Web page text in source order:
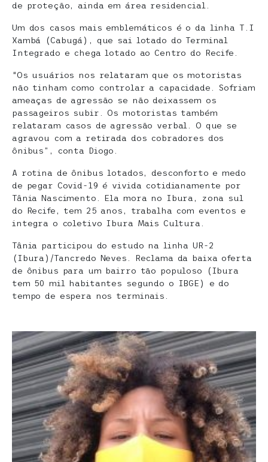
de proteção, ainda em área residencial.
Um dos casos mais emblemáticos é o da linha T.I
Xambá (Cabugá), que sai lotado do Terminal
Integrado e chega lotado ao Centro do Recife.
“Os usuários nos relataram que os motoristas
não tinham como controlar a capacidade. Sofriam
ameaças de agressão se não deixassem os
passageiros subir. Os motoristas também
relataram casos de agressão verbal. O que se
agravou com a retirada dos cobradores dos
ônibus”, conta Diogo.
A rotina de ônibus lotados, desconforto e medo
de pegar Covid-19 é vivida cotidianamente por
Tânia Nascimento. Ela mora no Ibura, zona sul
do Recife, tem 25 anos, trabalha com eventos e
integra o coletivo Ibura Mais Cultura.
Tânia participou do estudo na linha UR-2
(Ibura)/Tancredo Neves. Reclama da baixa oferta
de ônibus para um bairro tão populoso (Ibura
tem 50 mil habitantes segundo o IBGE) e do
tempo de espera nos terminais.